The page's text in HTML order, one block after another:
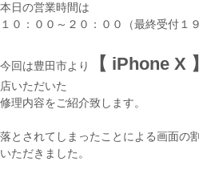
本日の営業時間は
１０：００～２０：００（最終受付１
今回は豊田市より 【 iPhone X 】
店いただいた
修理内容をご紹介致します。
落とされてしまったことによる画面の
いただきました。